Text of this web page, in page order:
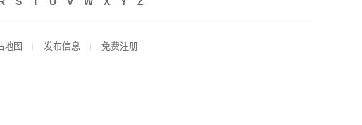
地图 发布信息 免费注册